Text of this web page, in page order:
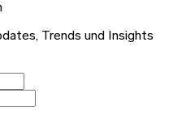
Trends und Insights